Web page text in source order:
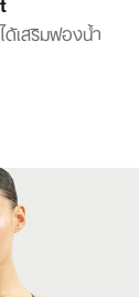
เสริมฟองน้ำ